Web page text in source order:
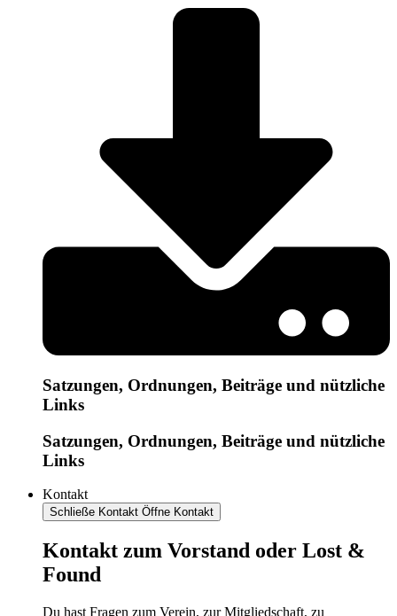
Satzungen, Ordnungen, Beiträge und nützliche
Links
Satzungen, Ordnungen, Beiträge und nützliche
Links
Kontakt
Schließe Kontakt Öffne Kontakt
Kontakt zum Vorstand oder Lost &
Found
Du hast Fragen zum Verein, zur Mitgliedschaft, zu